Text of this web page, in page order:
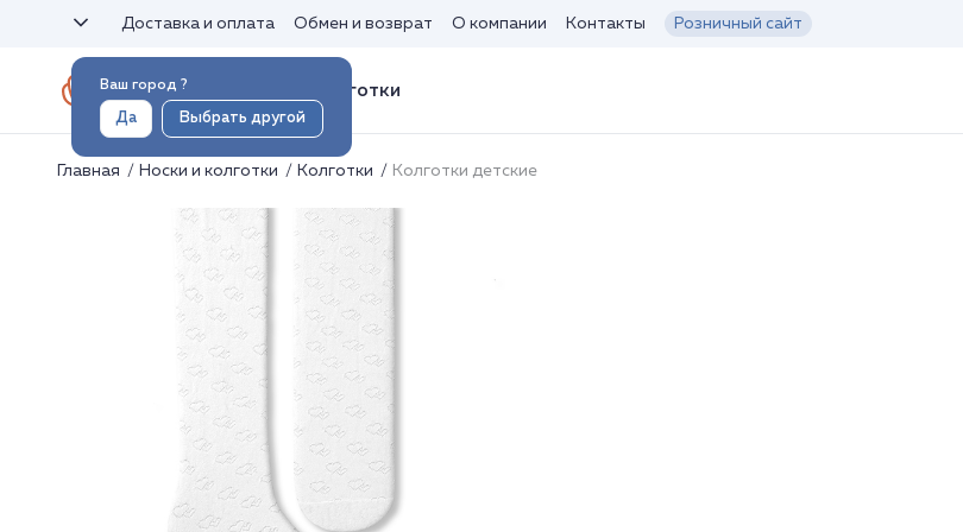
Ваш город ?
Да Выбрать другой
Доставка и оплата Обмен и возврат О компании Контакты Розничный сайт
Носки и колготки
Главная Носки и колготки Колготки Колготки детские